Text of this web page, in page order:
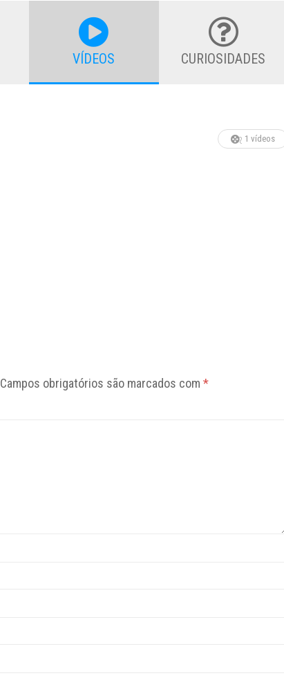
VÍDEOS CURIOSIDADES
1 vídeos
Campos obrigatórios são marcados com *